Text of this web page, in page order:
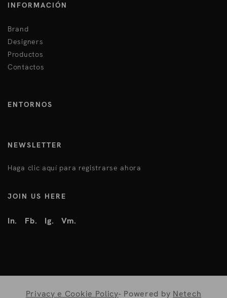
INFORMACIÓN
Brand
Designers
Productos
Contactos
ENTORNOS
NEWSLETTER
Haga clic aquí para registrarse ahora
JOIN US HERE
In. Fb. Ig. Vm.
Privacy e Cookie Policy- Powered by Netech